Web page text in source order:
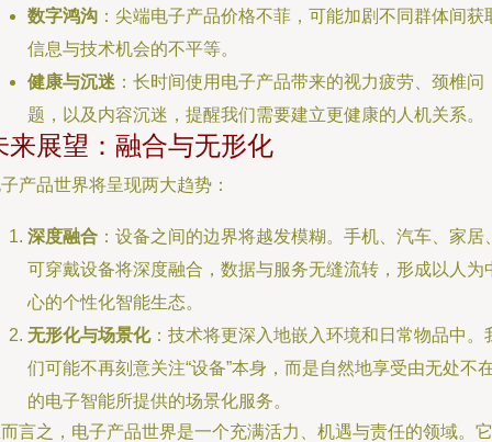
数字鸿沟 ：尖端电子产品价格不菲，可能加剧不同群体间获
信息与技术机会的不平等。
健康与沉迷 ：长时间使用电子产品带来的视力疲劳、颈椎问
题，以及内容沉迷，提醒我们需要建立更健康的人机关系。
来展望：融合与无形化
产品世界将呈现两大趋势：
深度融合 ：设备之间的边界将越发模糊。手机、汽车、家居
可穿戴设备将深度融合，数据与服务无缝流转，形成以人为
心的个性化智能生态。
无形化与场景化：技术将更深入地嵌入环境和日常物品中。
们可能不再刻意关注“设备”本身，而是自然地享受由无处不
的电子智能所提供的场景化服务。
言之，电子产品世界是一个充满活力、机遇与责任的领域。它